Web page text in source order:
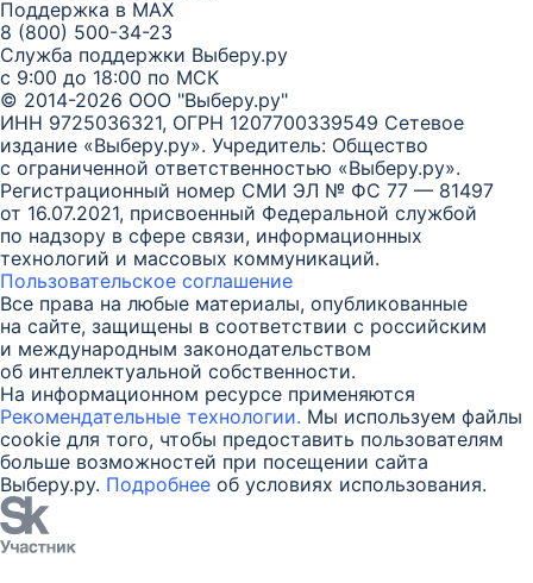
Поддержка в MAX
8 (800) 500-34-23
Служба поддержки Выберу.ру
с 9:00 до 18:00 по МСК
© 2014-2026 ООО "Выберу.ру"
ИНН 9725036321, ОГРН 1207700339549 Сетевое
издание «Выберу.ру». Учредитель: Общество
с ограниченной ответственностью «Выберу.ру».
Регистрационный номер СМИ ЭЛ № ФС 77 — 81497
от 16.07.2021, присвоенный Федеральной службой
по надзору в сфере связи, информационных
технологий и массовых коммуникаций.
Пользовательское соглашение
Все права на любые материалы, опубликованные
на сайте, защищены в соответствии с российским
и международным законодательством
об интеллектуальной собственности.
На информационном ресурсе применяются
Рекомендательные технологии. Мы используем файлы
cookie для того, чтобы предоставить пользователям
больше возможностей при посещении сайта
Выберу.ру. Подробнее об условиях использования.